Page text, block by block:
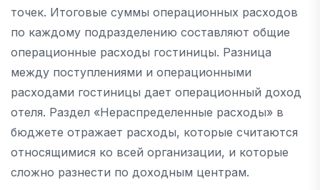
точек. Итоговые суммы операционных расходов
по каждому подразделению составляют общие
операционные расходы гостиницы. Разница
между поступлениями и операционными
расходами гостиницы дает операционный доход
отеля. Раздел «Нераспределенные расходы» в
бюджете отражает расходы, которые считаются
относящимися ко всей организации, и которые
сложно разнести по доходным центрам.